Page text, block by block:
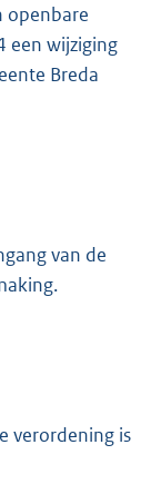
openbare
een wijziging
Breda
van de
verordening is